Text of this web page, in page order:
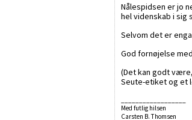
Nålespidsen er jo
hel videnskab i sig
Selvom det er
God fornøjelse
(Det kan godt
Seute-etiket og et
Med futlig hilsen
Carsten B. Thomsen